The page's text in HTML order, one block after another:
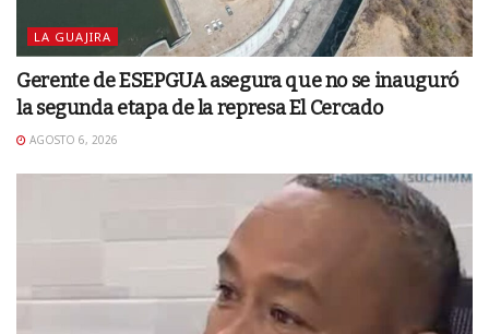
LA GUAJIRA
Gerente de ESEPGUA asegura que no se inauguró
la segunda etapa de la represa El Cercado
AGOSTO 6, 2026